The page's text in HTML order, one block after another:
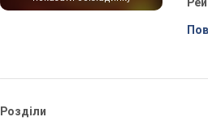
Розділи